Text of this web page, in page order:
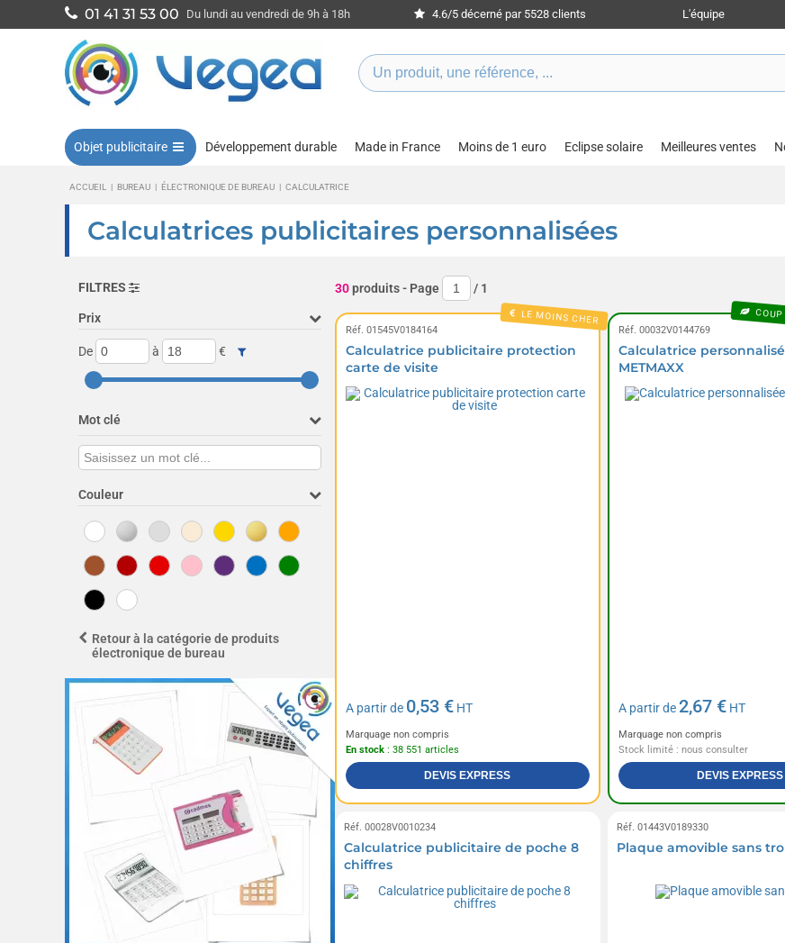
01 41 31 53 00 Du lundi au vendredi de 9h à 18h 4.6/5 décerné par 5528 clients L'équipe
Objet publicitaire Développement durable Made in France Moins de 1 euro Eclipse solaire Meilleures ventes
ACCUEIL | BUREAU | ÉLECTRONIQUE DE BUREAU | CALCULATRICE
Calculatrices publicitaires personnalisées
FILTRES
Prix
De à €
Mot clé
Couleur
Retour à la catégorie de produits
électronique de bureau
30produits- Page / 1
LE MOINS CHER
Réf. 01545V0184164
Calculatrice publicitaire protection
carte de visite
A partir de 0,53 € HT
Marquage non compris
En stock : 38 551 articles
DEVIS EXPRESS
COUP
Réf. 00032V0144769
Calculatrice
METMAXX
A partir de2,67 €HT
Marquage non compris
Stock limité : nous consulter
DEVIS EXPRESS
Réf. 00028V0010234
Calculatrice publicitaire de poche 8
chiffres
Réf. 01443V0189330
Plaque amovible sans